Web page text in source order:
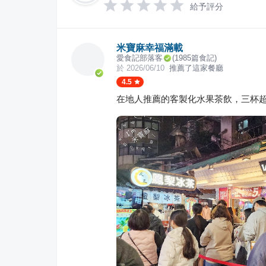
給予評分
米寶麻幸福滿載
愛食記部落客 (1985篇食記)
於 2026/06/10 推薦了這家餐廳
4.5
在地人推薦的客製化水果茶飲，三杯